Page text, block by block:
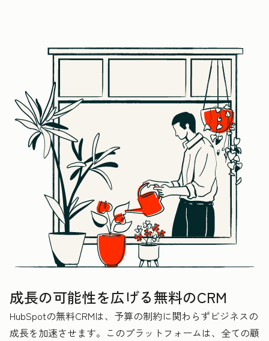
成長の可能性を広げる無料のCRM
HubSpotの無料CRMは、予算の制約に関わらずビジネスの
成長を加速させます。このプラットフォームは、全ての顧